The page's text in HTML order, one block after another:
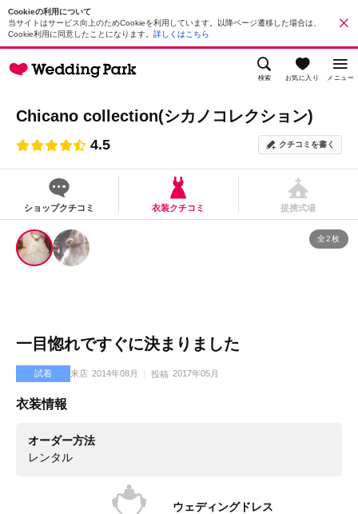
Cookieの利用について
当サイトはサービス向上のためCookieを利用しています。以降ページ遷移した場合は、
Cookie利用に同意したことになります。 詳しくはこちら
検索 お気に入り メニュー
Chicano collection(シカノコレクション)
4.5 クチコミを書く
ショップクチコミ 衣装クチコミ 提携式場
全2枚
一目惚れですぐに決まりました
試着 来店 2014年08月 投稿 2017年05月
衣装情報
オーダー方法
レンタル
ウェディングドレス